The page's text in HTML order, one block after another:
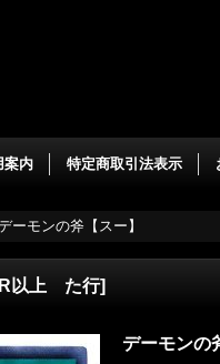
案内 特定商取引法表示
ーモンの斧【スー】
以上 た行]
デーモンの